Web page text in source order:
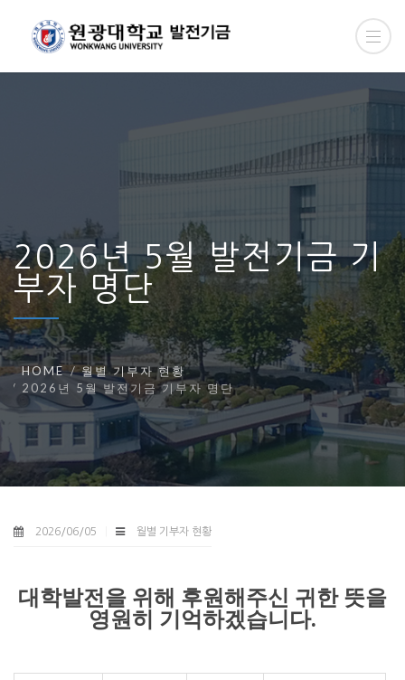
2026년 5월 발전기금 기
부자 명단
HOME
월별 기부자 현황
2026년 5월 발전기금 기부자 명단
2026/06/05 월별 기부자 현황
대학발전을 위해 후원해주신 귀한 뜻을
영원히 기억하겠습니다.